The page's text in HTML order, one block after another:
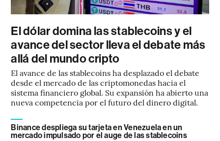
El dólar domina las stablecoins y el
avance del sector lleva el debate más
allá del mundo cripto
El avance de las stablecoins ha desplazado el debate
desde el mercado de las criptomonedas hacia el
sistema financiero global. Su expansión ha abierto una
nueva competencia por el futuro del dinero digital.
Binance despliega su tarjeta en Venezuela en un
mercado impulsado por el auge de las stablecoins